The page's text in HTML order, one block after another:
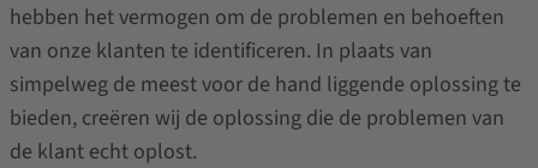
hebben het vermogen om de problemen en behoeften
van onze klanten te identificeren. In plaats van
simpelweg de meest voor de hand liggende oplossing te
bieden, creëren wij de oplossing die de problemen van
de klant echt oplost.